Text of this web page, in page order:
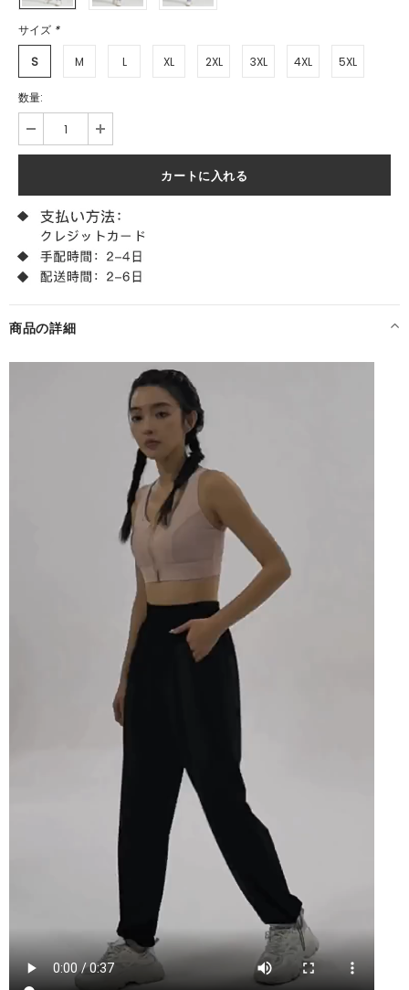
サイズ *
S M L XL 2XL 3XL 4XL 5XL
数量:
商品の詳細